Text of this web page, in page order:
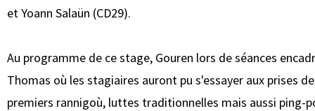
et Yoann Salaün (CD29).
Au programme de ce stage, Gouren lors de séances
Thomas où les stagiaires auront pu s'essayer aux prises
premiers rannigoù, luttes traditionnelles mais aussi ping-